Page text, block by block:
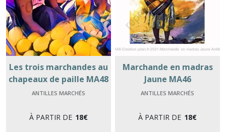
Les trois marchandes au
chapeaux de paille MA48
ANTILLES MARCHÉS
À PARTIR DE 18€
Marchande en madras
Jaune MA46
ANTILLES MARCHÉS
À PARTIR DE 18€